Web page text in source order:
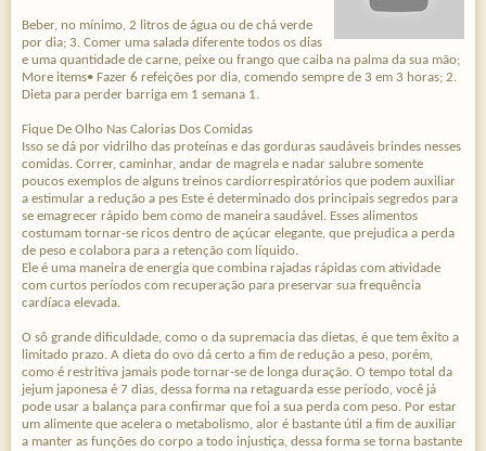
Beber, no mínimo, 2 litros de água ou de chá verde
por dia; 3. Comer uma salada diferente todos os dias
e uma quantidade de carne, peixe ou frango que caiba na palma da sua mão;
More items• Fazer 6 refeições por dia, comendo sempre de 3 em 3 horas; 2.
Dieta para perder barriga em 1 semana 1.
Fique De Olho Nas Calorias Dos Comidas
Isso se dá por vidrilho das proteínas e das gorduras saudáveis brindes nesses
comidas. Correr, caminhar, andar de magrela e nadar salubre somente
poucos exemplos de alguns treinos cardiorrespiratórios que podem auxiliar
a estimular a redução a pes Este é determinado dos principais segredos para
se emagrecer rápido bem como de maneira saudável. Esses alimentos
costumam tornar-se ricos dentro de açúcar elegante, que prejudica a perda
de peso e colabora para a retenção com líquido.
Ele é uma maneira de energia que combina rajadas rápidas com atividade
com curtos períodos com recuperação para preservar sua frequência
cardíaca elevada.
O sô grande dificuldade, como o da supremacia das dietas, é que tem êxito a
limitado prazo. A dieta do ovo dá certo a fim de redução a peso, porém,
como é restritiva jamais pode tornar-se de longa duração. O tempo total da
jejum japonesa é 7 dias, dessa forma na retaguarda esse período, você já
pode usar a balança para confirmar que foi a sua perda com peso. Por estar
um alimente que acelera o metabolismo, alor é bastante útil a fim de auxiliar
a manter as funções do corpo a todo injustiça, dessa forma se torna bastante